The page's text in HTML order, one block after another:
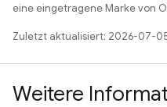
eine eingetragene Marke von
Zuletzt aktualisiert: 2026-07-05
Weitere